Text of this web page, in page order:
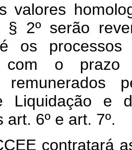
§ 2º serão
os
com o prazo
remunerados
Liquidação e
6º e art. 7º.
contratará